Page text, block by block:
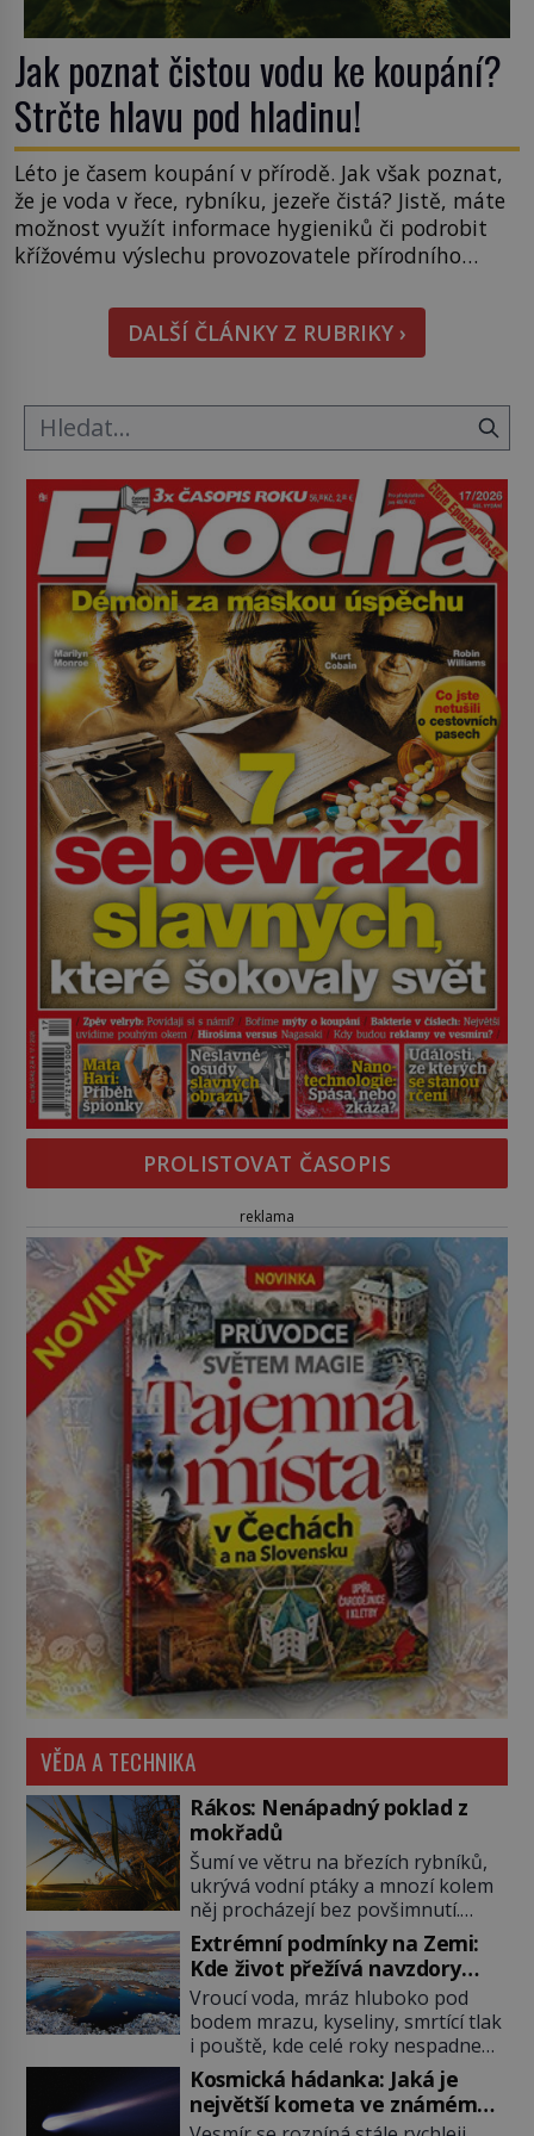
Jak poznat čistou vodu ke koupání?
Strčte hlavu pod hladinu!
Léto je časem koupání v přírodě. Jak však poznat,
že je voda v řece, rybníku, jezeře čistá? Jistě, máte
možnost využít informace hygieniků či podrobit
křížovému výslechu provozovatele přírodního
Podívat se pod hladinu a zjistit, kdo si onu
konkrétní vodní lokalitu oblíbil už dávno před
vámi. Říká se jim bioindikátory […]
DALŠÍ ČLÁNKY Z RUBRIKY ›
PROLISTOVAT ČASOPIS
reklama
VĚDA A TECHNIKA
Rákos: Nenápadný poklad z
mokřadů
Šumí ve větru na březích rybníků,
ukrývá vodní ptáky a mnozí kolem
něj procházejí bez povšimnutí.
Přesto právě rákos pomáhal stavět
domy, vyrábět lodě, zapisovat první
texty a inspiroval řadu pověstí.
Tato skromná, ale užitečná
rostlina provází člověka už tisíce
let. Většina lidí vnímá rákos jen jako
obyčejnou kulisu letního koupání.
Stačí se však podívat […]
Extrémní podmínky na Zemi:
Kde život přežívá navzdory
všemu
Vroucí voda, mráz hluboko pod
bodem mrazu, kyseliny, smrtící tlak
i pouště, kde celé roky nespadne
jediná kapka deště. Na první
pohled místa, kde nemůže
existovat vůbec nic. Přesto právě
Kosmická hádanka: Jaká je
největší kometa ve známém
vesmíru?